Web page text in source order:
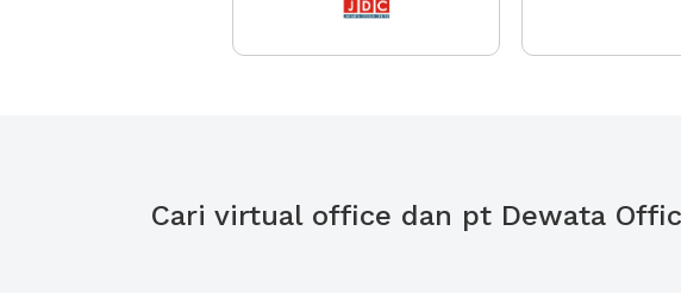
Cari virtual office dan pt Dewata